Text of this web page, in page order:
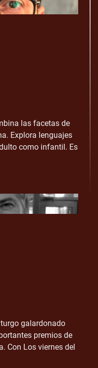
las facetas de
Explora lenguajes
como infantil. Es
galardonado
premios de
Con Los viernes del